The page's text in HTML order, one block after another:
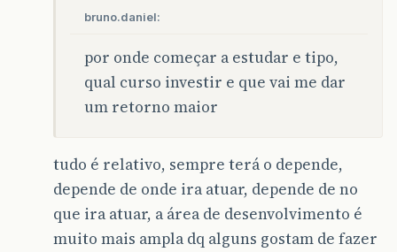
bruno.daniel:
por onde começar a estudar e tipo,
qual curso investir e que vai me dar
um retorno maior
tudo é relativo, sempre terá o depende,
depende de onde ira atuar, depende de no
que ira atuar, a área de desenvolvimento é
muito mais ampla dq alguns gostam de fazer